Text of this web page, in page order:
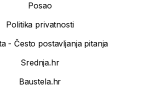
Posao
Politika privatnosti
- Često postavljanja pitanja
Srednja.hr
Baustela.hr